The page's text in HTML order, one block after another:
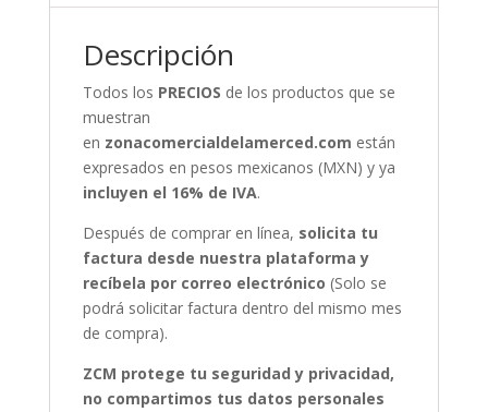
Descripción
Todos los PRECIOS de los productos que se
muestran
en zonacomercialdelamerced.com están
expresados en pesos mexicanos (MXN) y ya
incluyen el 16% de IVA.
Después de comprar en línea, solicita tu
factura desde nuestra plataforma y
recíbela por correo electrónico (Solo se
podrá solicitar factura dentro del mismo mes
de compra).
ZCM protege tu seguridad y privacidad,
no compartimos tus datos personales